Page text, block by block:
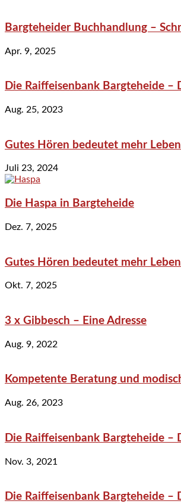
Bargteheider Buchhandlung –
Apr. 9, 2025
Die Raiffeisenbank Bargteheide –
Aug. 25, 2023
Gutes Hören bedeutet mehr
Juli 23, 2024
Die Haspa in Bargteheide
Dez. 7, 2025
Gutes Hören bedeutet mehr
Okt. 7, 2025
3 x Gibbesch – Eine Adresse
Aug. 9, 2022
Kompetente Beratung und
Aug. 26, 2023
Die Raiffeisenbank Bargteheide –
Nov. 3, 2021
Die Raiffeisenbank Bargteheide –